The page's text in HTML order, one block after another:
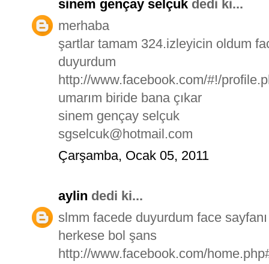
sinem gençay selçuk dedi ki...
merhaba
şartlar tamam 324.izleyicin oldum
duyurdum
http://www.facebook.com/#!/
umarım biride bana çıkar
sinem gençay selçuk
sgselcuk@hotmail.com
Çarşamba, Ocak 05, 2011
aylin dedi ki...
slmm facede duyurdum face
herkese bol şans
http://www.facebook.com/